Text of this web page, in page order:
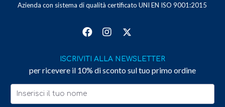
Azienda con sistema di qualità certificato UNI EN ISO 9001:2015
ISCRIVITI ALLA NEWSLETTER
per ricevere il 10% di sconto sul tuo primo ordine